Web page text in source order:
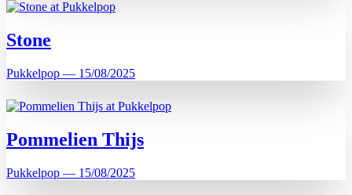
Stone
Pukkelpop — 15/08/2025
Pommelien Thijs
Pukkelpop — 15/08/2025